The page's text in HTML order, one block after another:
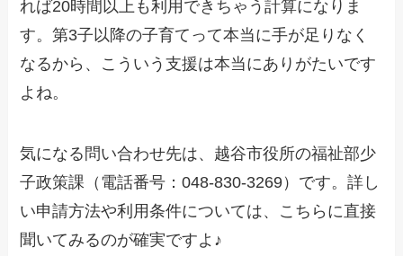
れば20時間以上も利用できちゃう計算になりま
す。第3子以降の子育てって本当に手が足りなく
なるから、こういう支援は本当にありがたいです
よね。
気になる問い合わせ先は、越谷市役所の福祉部少
子政策課（電話番号：048-830-3269）です。詳し
い申請方法や利用条件については、こちらに直接
聞いてみるのが確実ですよ♪